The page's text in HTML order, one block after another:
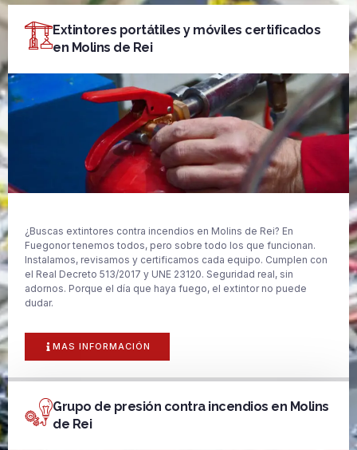
Extintores portátiles y móviles certificados
en Molins de Rei
¿Buscas extintores contra incendios en Molins de Rei? En
Fuegonor tenemos todos, pero sobre todo los que funcionan.
Instalamos, revisamos y certificamos cada equipo. Cumplen con
el Real Decreto 513/2017 y UNE 23120. Seguridad real, sin
adornos. Porque el día que haya fuego, el extintor no puede
dudar.
MAS INFORMACIÓN
Grupo de presión contra incendios en Molins
de Rei